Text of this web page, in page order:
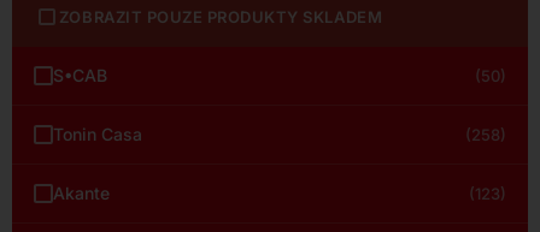
ZOBRAZIT POUZE PRODUKTY SKLADEM
S•CAB (50)
Tonin Casa (258)
Akante (123)